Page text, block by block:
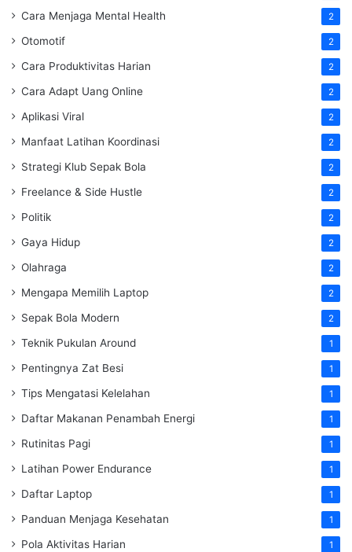
Cara Menjaga Mental Health 2
Otomotif 2
Cara Produktivitas Harian 2
Cara Adapt Uang Online 2
Aplikasi Viral 2
Manfaat Latihan Koordinasi 2
Strategi Klub Sepak Bola 2
Freelance & Side Hustle 2
Politik 2
Gaya Hidup 2
Olahraga 2
Mengapa Memilih Laptop 2
Sepak Bola Modern 2
Teknik Pukulan Around 1
Pentingnya Zat Besi 1
Tips Mengatasi Kelelahan 1
Daftar Makanan Penambah Energi 1
Rutinitas Pagi 1
Latihan Power Endurance 1
Daftar Laptop 1
Panduan Menjaga Kesehatan 1
Pola Aktivitas Harian 1